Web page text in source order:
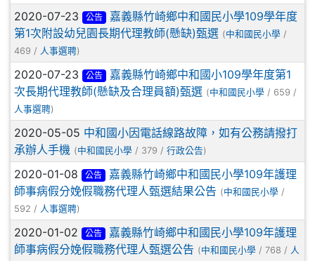
2020-07-23 公告
嘉義縣竹崎鄉中和國民小學109學年度
第1次附設幼兒園長期代理教師(懸缺)甄選 (中和國民小學 /
469 / 人事選聘)
2020-07-23 公告
嘉義縣竹崎鄉中和國小109學年度第1
次長期代理教師(懸缺及合理員額)甄選 (中和國民小學 / 659 /
人事選聘)
2020-05-05 中和國小因電話線路故障，如有公務請撥打
承辦人手機 (中和國民小學 / 379 / 行政公告)
2020-01-08 公告
嘉義縣竹崎鄉中和國民小學109年護理
師事病假分娩假職務代理人甄選結果公告 (中和國民小學 /
592 / 人事選聘)
2020-01-02 公告
嘉義縣竹崎鄉中和國民小學109年護理
師事病假分娩假職務代理人甄選公告 (中和國民小學 / 768 / 人